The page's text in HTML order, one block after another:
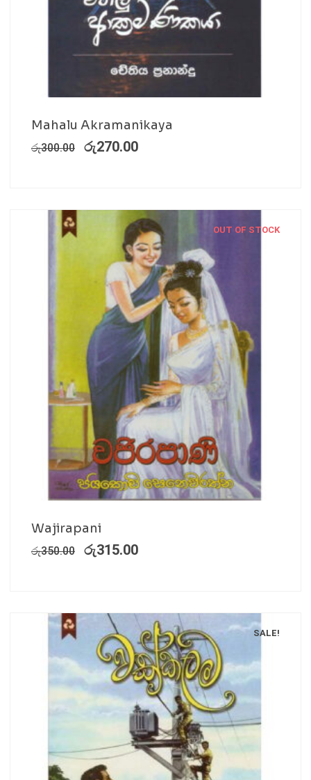
Mahalu Akramanikaya
රු300.00 රු270.00
OUT OF STOCK
Wajirapani
රු350.00 රු315.00
SALE!